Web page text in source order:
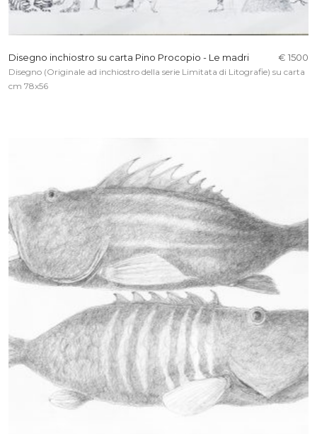
Disegno inchiostro su carta Pino Procopio - Le madri € 1500
Disegno (Originale ad inchiostro della serie Limitata di Litografie) su carta
cm 78x56